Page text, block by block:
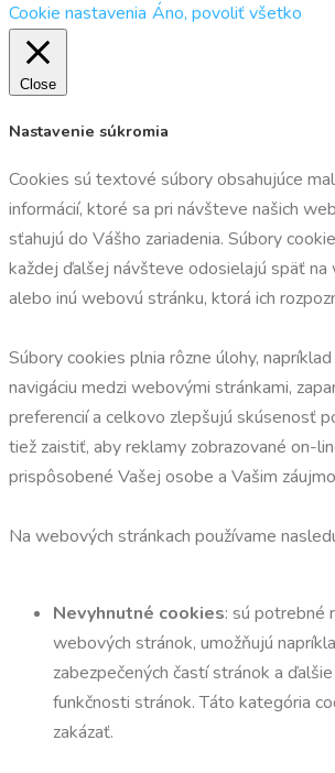
Cookie nastavenia Áno, povoliť všetko
Close
Nastavenie súkromia
Cookies sú textové súbory obsahujúce
informácií, ktoré sa pri návšteve našich
sťahujú do Vášho zariadenia. Súbory
každej ďalšej návšteve odosielajú späť na
alebo inú webovú stránku, ktorá ich
Súbory cookies plnia rôzne úlohy,
navigáciu medzi webovými stránkami,
preferencií a celkovo zlepšujú skúsenosť
tiež zaistiť, aby reklamy zobrazované on-
prispôsobené Vašej osobe a Vašim
Na webových stránkach používame
Nevyhnutné cookies: sú potrebné
webových stránok, umožňujú
zabezpečených častí stránok a
funkčnosti stránok. Táto kategória
zakázať.